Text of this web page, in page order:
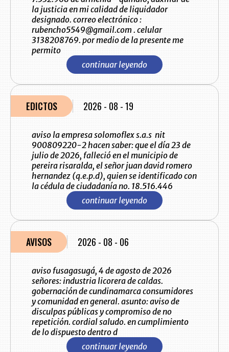
la justicia en mi calidad de liquidador
designado. correo electrónico :
rubencho5549@gmail.com . celular
3138208769. por medio de la presente me
permito
continuar leyendo
EDICTOS 2026 - 08 - 19
aviso la empresa solomoflex s.a.s nit
900809220-2 hacen saber: que el día 23 de
julio de 2026, falleció en el municipio de
pereira risaralda, el señor juan david romero
hernandez (q.e.p.d), quien se identificado con
la cédula de ciudadanía no. 18.516.446
continuar leyendo
AVISOS 2026 - 08 - 06
aviso fusagasugá, 4 de agosto de 2026
señores: industria licorera de caldas.
gobernación de cundinamarca consumidores
y comunidad en general. asunto: aviso de
disculpas públicas y compromiso de no
repetición. cordial saludo. en cumplimiento
de lo dispuesto dentro d
continuar leyendo